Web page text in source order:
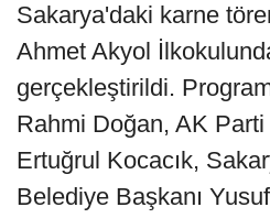
Sakarya'daki karne
Ahmet Akyol
gerçekleştirildi.
Rahmi Doğan, AK
Ertuğrul Kocacık,
Belediye Başkanı